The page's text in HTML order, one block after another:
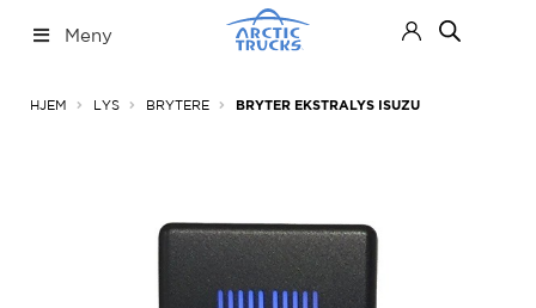
til
til
Meny
HJEM LYS BRYTERE BRYTER EKSTRALYS ISUZU